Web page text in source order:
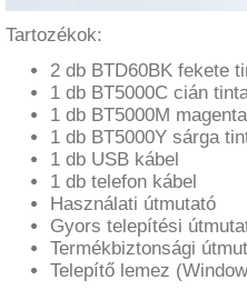
Tartozékok:
2 db BTD60BK fekete
1 db BT5000C cián
1 db BT5000M
1 db BT5000Y sárga
1 db USB kábel
1 db telefon kábel
Használati útmutató
Gyors telepítési
Termékbiztonsági
Telepítő lemez